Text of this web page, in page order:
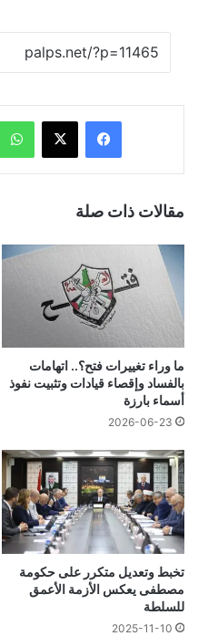
فيسبوك ‫X
مقالات ذات صلة
ما وراء تغييرات فتح؟.. اتهامات
بالفساد وإقصاء قيادات وتثبيت نفوذ
أسماء بارزة
2026-06-23
تخبط وتعديل متكرر على حكومة
مصطفى يعكس الأزمة الأعمق
للسلطة
2025-11-10